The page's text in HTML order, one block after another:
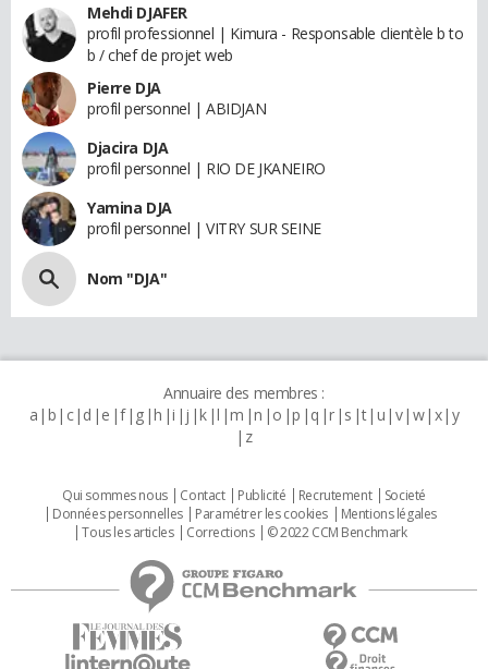
Mehdi DJAFER
profil professionnel | Kimura - Responsable clientèle b to
b / chef de projet web
Pierre DJA
profil personnel | ABIDJAN
Djacira DJA
profil personnel | RIO DE JKANEIRO
Yamina DJA
profil personnel | VITRY SUR SEINE
Nom "DJA"
Annuaire des membres :
a b c d e f g h i j k l m n o p q r s t u v w x y
z
Qui sommes nous Contact Publicité Recrutement
Societé
Données personnelles
Paramétrer les cookies
Mentions légales
Tous les articles
Corrections © 2022 CCM Benchmark